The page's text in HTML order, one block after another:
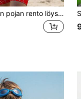
SHEIN Nuoren pojan rento löysä pyöreä kaula-aukkoinen lyhythihainen t-paita ja shortsit uima-asusetti, sopii kesälle, klassinen hämähäkinverkkokuosi, hämähäkkisankarin sarjakuvakuva, sopii surffaukseen, sopii lomalle